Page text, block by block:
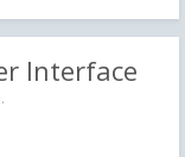
Interface